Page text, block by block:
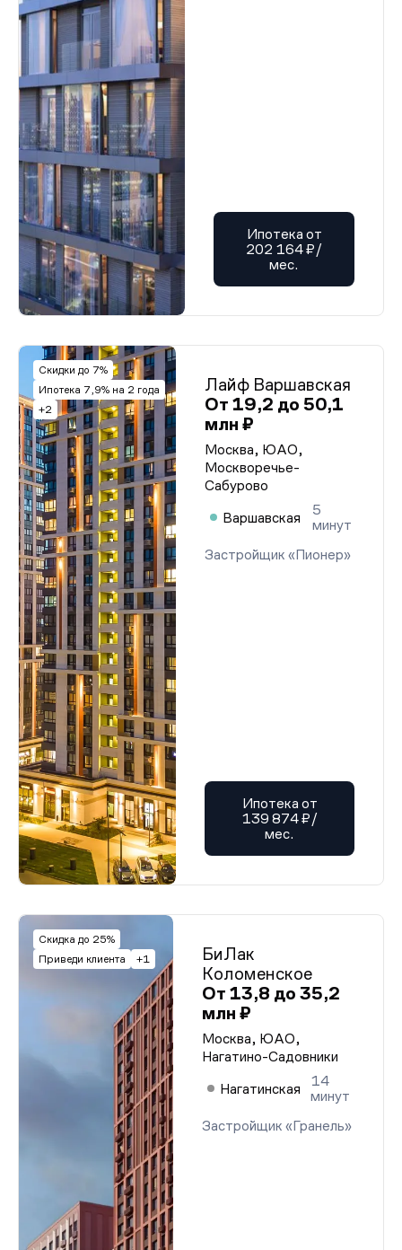
Ипотека от
202 164 ₽/
мес.
Скидки до 7%
Ипотека 7,9% на 2 года
+2
Лайф Варшавская
От 19,2 до 50,1
млн ₽
Москва, ЮАО,
Москворечье-
Сабурово
Варшавская
5
минут
Застройщик «Пионер»
Ипотека от
139 874 ₽/
мес.
Скидка до 25%
Приведи клиента
+1
БиЛак
Коломенское
От 13,8 до 35,2
млн ₽
Москва, ЮАО,
Нагатино-Садовники
Нагатинская
14
минут
Застройщик «Гранель»